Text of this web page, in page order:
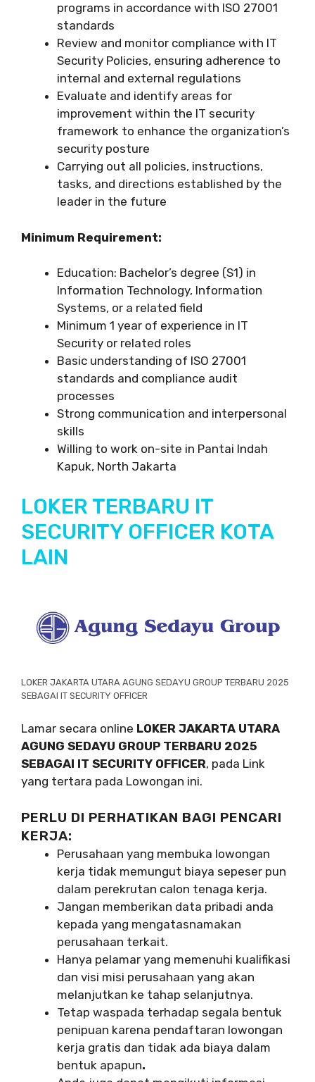
programs in accordance with ISO 27001
standards
Review and monitor compliance with IT
Security Policies, ensuring adherence to
internal and external regulations
Evaluate and identify areas for
improvement within the IT security
framework to enhance the organization’s
security posture
Carrying out all policies, instructions,
tasks, and directions established by the
leader in the future
Minimum Requirement:
Education: Bachelor’s degree (S1) in
Information Technology, Information
Systems, or a related field
Minimum 1 year of experience in IT
Security or related roles
Basic understanding of ISO 27001
standards and compliance audit
processes
Strong communication and interpersonal
skills
Willing to work on-site in Pantai Indah
Kapuk, North Jakarta
LOKER TERBARU IT
SECURITY OFFICER KOTA
LAIN
LOKER JAKARTA UTARA AGUNG SEDAYU GROUP TERBARU 2025
SEBAGAI IT SECURITY OFFICER
Lamar secara online LOKER JAKARTA UTARA
AGUNG SEDAYU GROUP TERBARU 2025
SEBAGAI IT SECURITY OFFICER, pada Link
yang tertara pada Lowongan ini.
PERLU DI PERHATIKAN BAGI PENCARI
KERJA:
Perusahaan yang membuka lowongan
kerja tidak memungut biaya sepeser pun
dalam perekrutan calon tenaga kerja.
Jangan memberikan data pribadi anda
kepada yang mengatasnamakan
perusahaan terkait.
Hanya pelamar yang memenuhi kualifikasi
dan visi misi perusahaan yang akan
melanjutkan ke tahap selanjutnya.
Tetap waspada terhadap segala bentuk
penipuan karena pendaftaran lowongan
kerja gratis dan tidak ada biaya dalam
bentuk apapun.